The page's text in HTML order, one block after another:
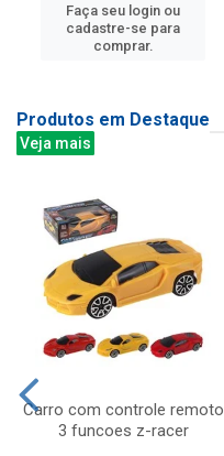
Faça seu login ou
cadastre-se para
comprar.
Produtos em Destaque
Veja mais
Carro com controle remoto
3 funcoes z-racer